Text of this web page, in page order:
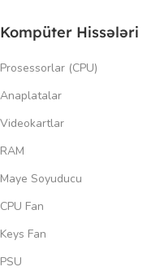
Kompüter Hissələri
Prosessorlar (CPU)
Anaplatalar
Videokartlar
RAM
Maye Soyuducu
CPU Fan
Keys Fan
PSU